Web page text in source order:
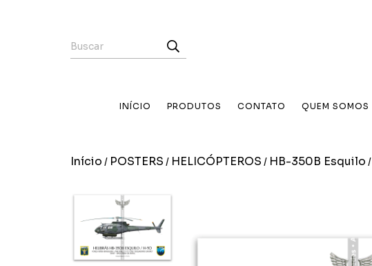
INÍCIO PRODUTOS CONTATO QUEM SOMOS
Início / POSTERS / HELICÓPTEROS / HB-350B Esquilo /